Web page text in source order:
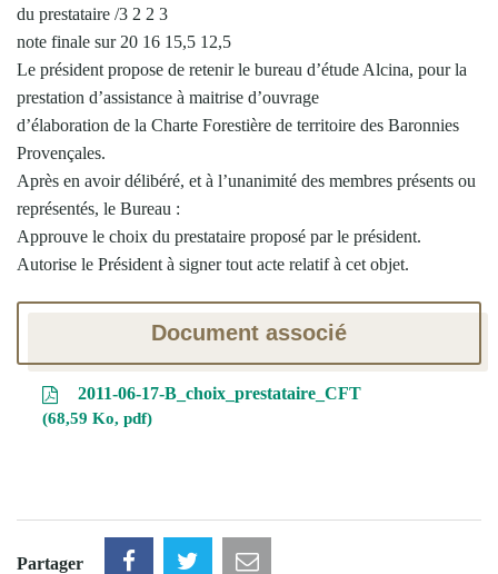
du prestataire /3 2 2 3
note finale sur 20 16 15,5 12,5
Le président propose de retenir le bureau d’étude Alcina, pour la
prestation d’assistance à maitrise d’ouvrage
d’élaboration de la Charte Forestière de territoire des Baronnies
Provençales.
Après en avoir délibéré, et à l’unanimité des membres présents ou
représentés, le Bureau :
Approuve le choix du prestataire proposé par le président.
Autorise le Président à signer tout acte relatif à cet objet.
Document associé
2011-06-17-B_choix_prestataire_CFT
68,59 Ko, pdf
Partager